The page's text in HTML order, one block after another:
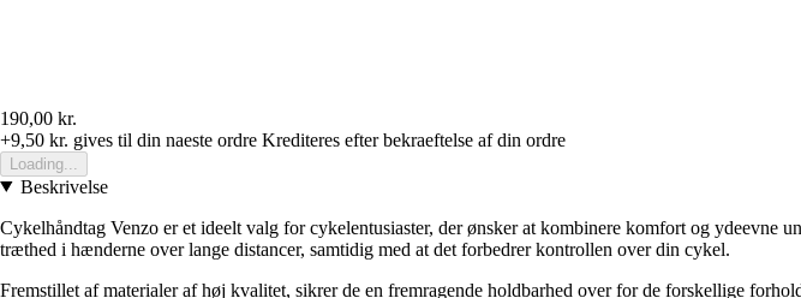
190,00 kr.
+9,50 kr. gives til din naeste ordre Krediteres efter bekraeftelse af din ordre
Loading...
Beskrivelse
Cykelhåndtag Venzo er et ideelt valg for cykelentusiaster, der ønsker at kombinere komfort og ydeevne
træthed i hænderne over lange distancer, samtidig med at det forbedrer kontrollen over din cykel.
Fremstillet af materialer af høj kvalitet, sikrer de en fremragende holdbarhed over for de forskellige